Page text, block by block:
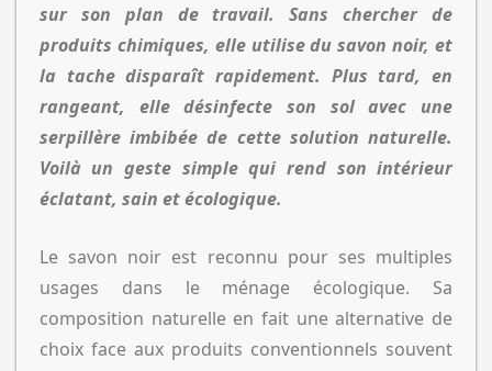
sur son plan de travail. Sans chercher de
produits chimiques, elle utilise du savon noir, et
la tache disparaît rapidement. Plus tard, en
rangeant, elle désinfecte son sol avec une
serpillère imbibée de cette solution naturelle.
Voilà un geste simple qui rend son intérieur
éclatant, sain et écologique.
Le savon noir est reconnu pour ses multiples
usages dans le ménage écologique. Sa
composition naturelle en fait une alternative de
choix face aux produits conventionnels souvent